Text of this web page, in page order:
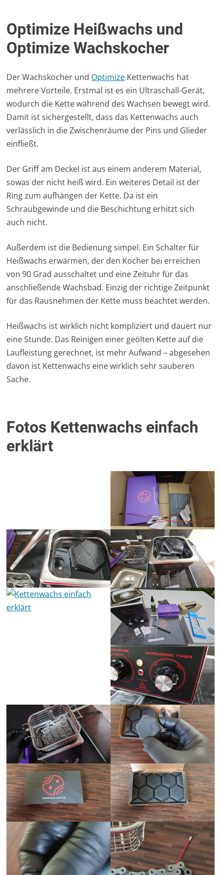
Optimize Heißwachs und
Optimize Wachskocher
Der Wachskocher und Optimize Kettenwachs hat
mehrere Vorteile. Erstmal ist es ein Ultraschall-Gerät,
wodurch die Kette während des Wachsen bewegt wird.
Damit ist sichergestellt, dass das Kettenwachs auch
verlässlich in die Zwischenräume der Pins und Glieder
einfließt.
Der Griff am Deckel ist aus einem anderem Material,
sowas der nicht heiß wird. Ein weiteres Detail ist der
Ring zum aufhängen der Kette. Da ist ein
Schraubgewinde und die Beschichtung erhitzt sich
auch nicht.
Außerdem ist die Bedienung simpel. Ein Schalter für
Heißwachs erwärmen, der den Kocher bei erreichen
von 90 Grad ausschaltet und eine Zeituhr für das
anschließende Wachsbad. Einzig der richtige Zeitpunkt
für das Rausnehmen der Kette muss beachtet werden.
Heißwachs ist wirklich nicht kompliziert und dauert nur
eine Stunde. Das Reinigen einer geölten Kette auf die
Laufleistung gerechnet, ist mehr Aufwand – abgesehen
davon ist Kettenwachs eine wirklich sehr sauberen
Sache.
Fotos Kettenwachs einfach
erklärt